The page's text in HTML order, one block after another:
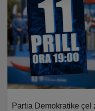
Partia Demokratike